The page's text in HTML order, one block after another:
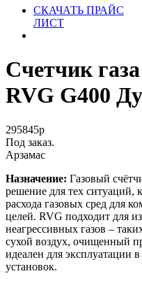
СКАЧАТЬ ПРАЙС
ЛИСТ
Счетчик
RVG G400
295845р
Под заказ.
Арзамас
Назначение: Газовый
решение для тех ситуаций,
расхода газовых сред для
целей. RVG подходит для
неагрессивных газов –
сухой воздух, очищенный
идеален для эксплуатации
установок.